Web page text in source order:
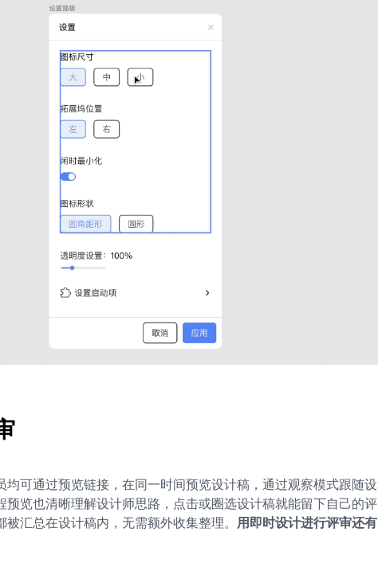
均可通过预览链接，在同一时间预览设计稿，通过观察模式跟随设
预览也清晰理解设计师思路，点击或圈选设计稿就能留下自己的评
汇总在设计稿内，无需额外收集整理。 用即时设计进行评审还有